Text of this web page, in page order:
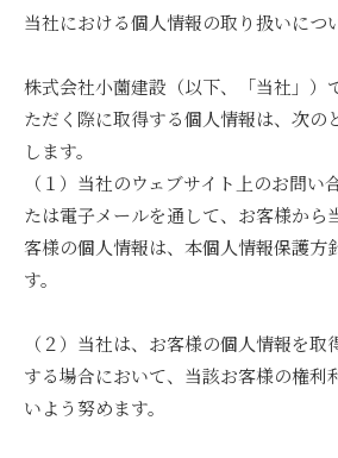
当社における個人情報の取り扱いにつ
株式会社小薗建設（以下、「当社」）
ただく際に取得する個人情報は、次の
します。
（１）当社のウェブサイト上のお問い
たは電子メールを通して、お客様から
客様の個人情報は、本個人情報保護方
す。
（２）当社は、お客様の個人情報を
する場合において、当該お客様の権利
いよう努めます。